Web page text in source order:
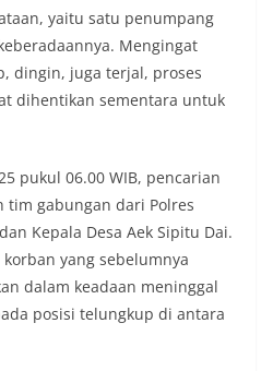
adanya deteksi dini ini,
gangguan keamanan dapat
awal sehingga situasi di
tetap terjaga aman, tertib,
puncak perayaan HUT
Kedekatan
Polri Presisi yang
dan kedekatan
dengan masyarakat. Melalui
ini, Bhabinkamtibmas tidak
penyampai informasi
juga sebagai mitra
menjaga keamanan lingkungan
yaitu satu penumpang
Mengingat
dingin, juga terjal, proses
dihentikan sementara untuk
pukul 06.00 WIB, pencarian
gabungan dari Polres
Kepala Desa Aek Sipitu Dai.
yang sebelumnya
dalam keadaan meninggal
posisi telungkup di antara